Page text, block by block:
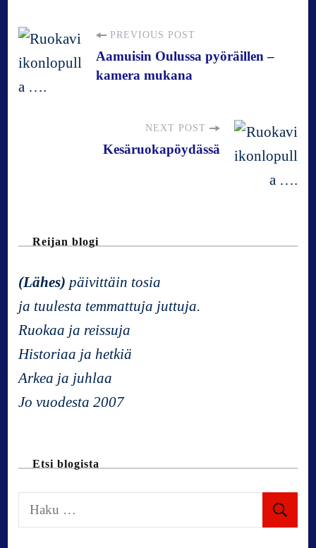
P
o
a
v
i
g
a
i
o
PREVIOUS POST
Aamuisin Oulussa pyöräillen –
kamera mukana
NEXT POST
Kesäruokapöydässä
Reijan blogi
(Lähes) päivittäin tosia
ja tuulesta temmattuja juttuja.
Ruokaa ja reissuja
Historiaa ja hetkiä
Arkea ja juhlaa
Jo vuodesta 2007
Etsi blogista
a